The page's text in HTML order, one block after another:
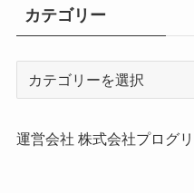
カテゴリー
リ
運営会社 株式会社プログ